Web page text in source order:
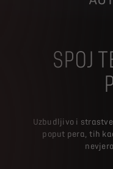
SPOJ
Uzbudljivo i
poput pera, tih